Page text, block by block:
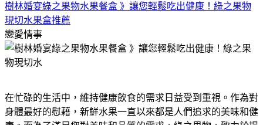
樹林婚宴綠之果物水果餐盒 》讓您輕鬆吃出健康！綠之果物
現切水果盒推薦
戀愛情事
在忙碌的生活中，維持健康飲食的需求日益受到重視。作為對
身體最好的慰藉，新鮮水果一直以來都是人們追求的美味和健